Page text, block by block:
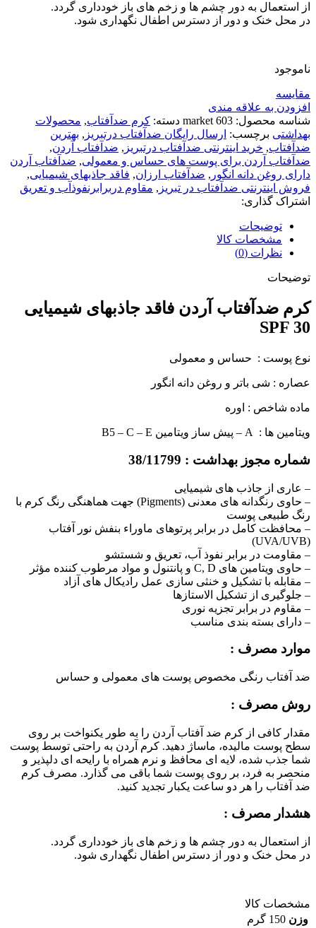
از استعمال به دور چشم ها و زخم های باز خودداری گردد.
در محل خنک و دور از دسترس اطفال نگهداری شود.
ناموجود
مقايسه
افزودن به علاقه مندی
شناسه محصول: market 603 دسته: کرم ضدآفتاب, محصولات
بهداشتی برچسب: ارسال رایگان ضدآفتاب درتبریز , بهترین
ضدآفتاب, خرید اینترنتی ضدآفتاب درتبریز , ضدآفتاب آردن,
ضدآفتاب آردن برای پوست های حساس و معمولی, ضدآفتاب آردن
دارای روغن دانه انگور , ضدآفتاب ارزان, فاقد جاذبهای شیمیایی,
فروش اینترنتی ضدآفتاب در تبریز , مقاوم دربرابرنفوذآب و تعریق
اشتراک گذاری:
توضیحات
مشخصات کالا
نظرات (0)
توضیحات
کرم ضدآفتاب آردن فاقد جاذبهای شیمیایی
SPF 30
نوع پوست : حساس و معمولی
عصاره : شی باتر و روغن دانه انگور
ماده شاخص : اوره
ویتامین ها : A – پیش ساز ویتامین B5 – C – E
شماره مجوز بهداشت : 38/11799
– عاری از جاذب های شیمیایی
– حاوی رنگدانه های معدنی (Pigments) جهت هماهنگی رنگ کرم با
رنگ طبیعی پوست
– محافظت کامل در برابر پرتوهای ماوراء بنفش نور آفتاب
(UVA/UVB)
– مقاومت در برابر نفوذ آب، تعریق و شستشو
– حاوی ویتامین های C, D و پانتنول و مواد مرطوب کننده مؤثر
– مقابله با تشکیل و خنثی سازی عمل رادیکال های آزاد
– جلوگیری از تشکیل الاستازها
– مقاوم در برابر تجزیه نوری
– دارای بسته بندی مناسب
موارد مصرف :
ضد آفتاب رنگی مخصوص پوست های معمولی و حساس
روش مصرف :
مقدار کافی از کرم ضد آفتاب آردن را به طور یکنواخت بر روی
سطح پوست مالیده، ماساژ دهید. کرم آردن به راحتی توسط پوست
شما جذب شده، لایه ای محافظ و نرم همراه با رایحه ای دلپذیر و
منحصر به فرد، بر روی پوست شما باقی می گذارد. مصرف کرم
ضد آفتاب را هر دو ساعت یکبار تجدید کنید.
هشدار مصرف :
از استعمال به دور چشم ها و زخم های باز خودداری گردد.
در محل خنک و دور از دسترس اطفال نگهداری شود.
مشخصات کالا
وزن 150 گرم